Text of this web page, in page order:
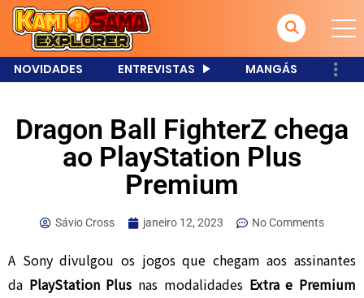
NOVIDADES ENTREVISTAS MANGÁS
Dragon Ball FighterZ chega
ao PlayStation Plus
Premium
Sávio Cross janeiro 12, 2023 No Comments
A Sony divulgou os jogos que chegam aos assinantes
da PlayStation Plus nas modalidades Extra e Premium